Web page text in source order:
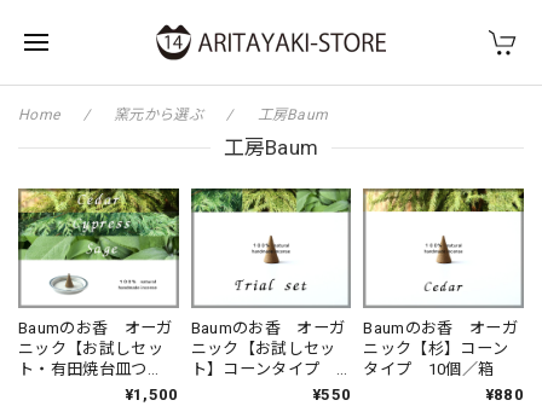
Home 窯元から選ぶ 工房Baum
工房Baum
Baumのお香 オーガ
ニック【お試しセッ
ト・有田焼台皿つ
き】コーンタイプ
¥1,500
Baumのお香 オーガ
ニック【お試しセッ
ト】コーンタイプ
杉・檜・セージ 各
¥550
Baumのお香 オーガ
ニック【杉】コーン
タイプ 10個／箱
¥880